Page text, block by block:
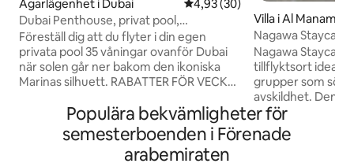
Ägarlägenhet i Dubai 4,93 av 5 i genomsnittligt
4,93 (30)
Dubai Penthouse, privat pool,
familjevänligt, 2BR
Föreställ dig att du flyter i din egen
privata pool 35 våningar ovanför Dubai
när solen går ner bakom den ikoniska
Marinas silhuett. RABATTER FÖR VECKO-
fantastiska lägenhet med 2 sovrum är
helt privat utan grannar som kan se in
och erbjuder en unik upplevelse som
Villa i Al Manama
Nagawa
Nagawa
tillflyktsort
grupper som
avskildhet.
sovrum har en
och trädgård,
fullt utrustat kök,
Populära bekvämligheter för
semesterboenden i Förenade
arabemiraten